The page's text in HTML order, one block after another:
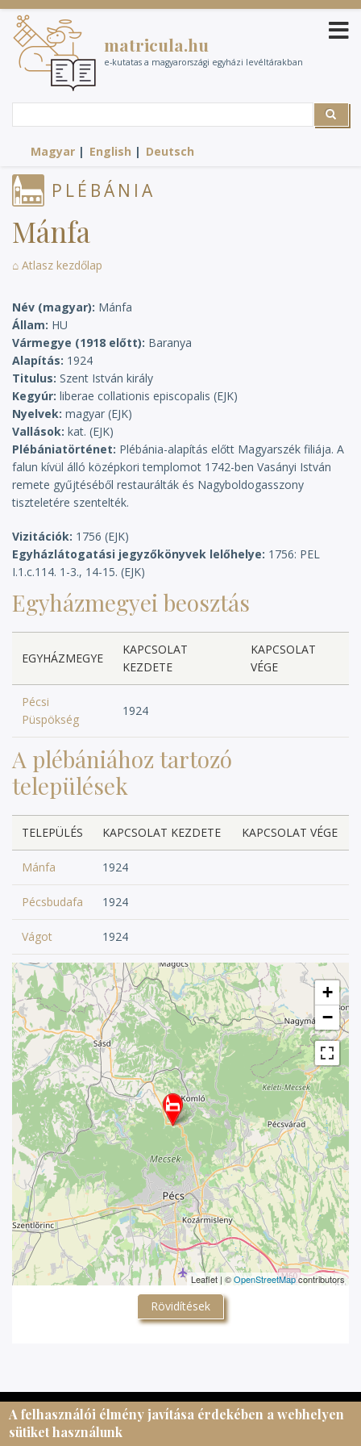
Ugrás
tartalomra
matricula.hu
e-kutatas a magyarországi egyházi levéltárakban
Search
Magyar English Deutsch
PLÉBÁNIA
Mánfa
⌂ Atlasz kezdőlap
Név (magyar) Mánfa
Állam HU
Vármegye (1918 előtt) Baranya
Alapítás 1924
Titulus Szent István király
Kegyúr liberae collationis episcopalis
Nyelvek magyar
Vallások kat.
Plébániatörténet Plébánia-alapítás előtt Magyarszék filiája. A
falun kívül álló középkori templomot 1742-ben Vasányi István
remete gyűjtéséből restaurálták és Nagyboldogasszony
tiszteletére szentelték.
Vizitációk 1756
Egyházlátogatási jegyzőkönyvek lelőhelye 1756: PEL
I.1.c.114. 1-3., 14-15.
Egyházmegyei beosztás
EGYHÁZMEGYE
KAPCSOLAT
KEZDETE
KAPCSOLAT
VÉGE
Pécsi
Püspökség
1924
A plébániához tartozó
települések
TELEPÜLÉS KAPCSOLAT KEZDETE KAPCSOLAT VÉGE
Mánfa 1924
Pécsbudafa 1924
Vágot 1924
+
−
Leaflet | ©OpenStreetMapcontributors
Rövidítések
© Magyar Egyházi Levéltárosok Egyesülete, 2026.
A felhasználói élmény javítása érdekében a webhelyen
sütiket használunk